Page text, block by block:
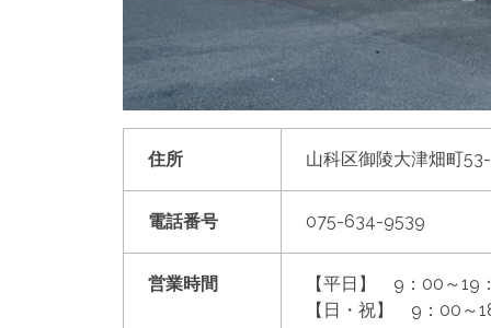
住所 山科区御陵大津畑町
電話番号 075-634-9539
営業時間
【平日】 9：00～19
【日・祝】 9：00～